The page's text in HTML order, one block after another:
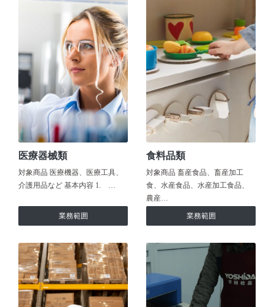
医療器械類
対象商品 医療機器、医療工具、
介護用品など 基本内容 1. …
業務範囲
食料品類
対象商品 畜産食品、畜産加工
食、水産食品、水産加工食品、
農産…
業務範囲